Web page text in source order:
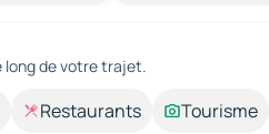
long de votre trajet.
Restaurants Tourisme